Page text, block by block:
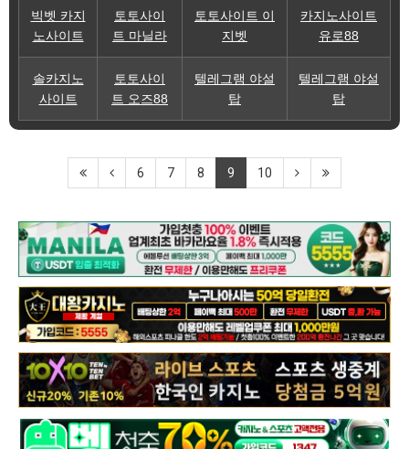
빅벳 카지
노사이트
토토사이
트 마닐라
토토사이트 이
지벳
카지노사이트
유로88
솔카지노
사이트
토토사이
트 오즈88
텔레그램 야설
탑
텔레그램 야설
탑
6 7 8 9 10